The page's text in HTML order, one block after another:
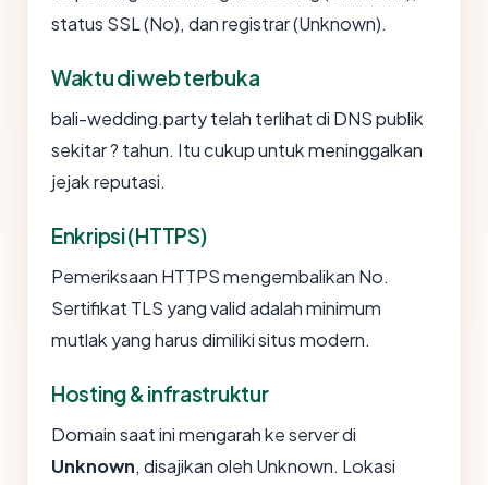
status SSL (No), dan registrar (Unknown).
Waktu di web terbuka
bali-wedding.party telah terlihat di DNS publik
sekitar ? tahun. Itu cukup untuk meninggalkan
jejak reputasi.
Enkripsi (HTTPS)
Pemeriksaan HTTPS mengembalikan No.
Sertifikat TLS yang valid adalah minimum
mutlak yang harus dimiliki situs modern.
Hosting & infrastruktur
Domain saat ini mengarah ke server di
Unknown, disajikan oleh Unknown. Lokasi